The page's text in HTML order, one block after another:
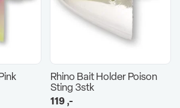
Rhino Bait Holder Poison
Sting 3stk
119,-